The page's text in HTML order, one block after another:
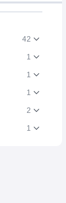
42
1
1
1
2
1